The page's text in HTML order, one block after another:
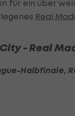
für ein über
Real
- Real
Halbfinale,